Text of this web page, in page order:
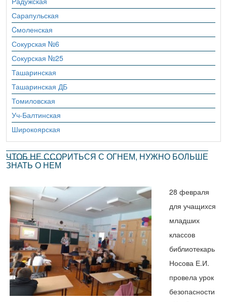
Сарапульская
Cмоленская
Сокурская №6
Сокурская №25
Ташаринская
Ташаринская ДБ
Томиловская
Уч-Балтинская
Широкоярская
ЧТОБ НЕ ССОРИТЬСЯ С ОГНЕМ, НУЖНО БОЛЬШЕ
ЗНАТЬ О НЕМ
28 февраля
для учащихся
младших
классов
библиотекарь
Носова Е.И.
провела урок
безопасности